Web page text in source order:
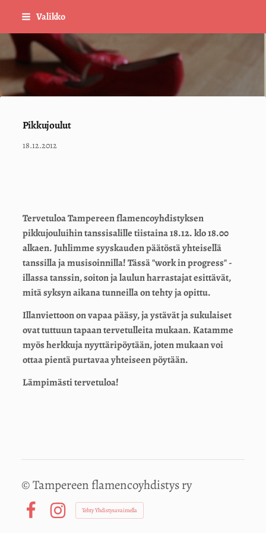
Siirry
sisältöön
Valikko
Sivuston etusivulle
Pikkujoulut
18.12.2012
Tervetuloa Tampereen flamencoyhdistyksen
pikkujouluihin tanssisalille tiistaina 18.12. klo 18.00
alkaen. Juhlimme syyskauden päätöstä yhteisellä
tanssilla ja musisoinnilla! Tässä "work in progress" -
illassa tanssin, soiton ja laulun harrastajat esittävät,
mitä syksyn aikana tunneilla on tehty ja opittu.
Illanviettoon on vapaa pääsy, ja ystävät ja sukulaiset
ovat tuttuun tapaan tervetulleita mukaan. Katamme
myös herkkuja nyyttäripöytään, joten mukaan voi
ottaa pientä purtavaa yhteiseen pöytään.
Lämpimästi tervetuloa!
©Tampereen flamencoyhdistys ry
Instagram
Tehty Yhdistysavaimella